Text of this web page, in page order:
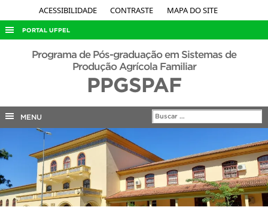
ACESSIBILIDADE CONTRASTE MAPA DO SITE
PORTAL UFPEL
ACESSO À INFORMAÇÃO
EDITAIS
INTERNACIONAL
OUVIDORIA
PORTARIAS
Programa de Pós-graduação em Sistemas de
Produção Agrícola Familiar
PPGSPAF
MENU